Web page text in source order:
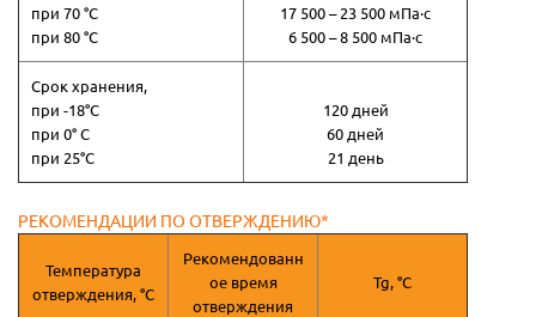
при 70 °С
при 80 °С
17 500 – 23 500 мПа·с
6 500 – 8 500 мПа·с
Срок хранения,
при -18°С
при 0° С
при 25°С
120 дней
60 дней
21 день
РЕКОМЕНДАЦИИ ПО ОТВЕРЖДЕНИЮ*
Температура
отверждения, °C
Рекомендованн
ое время
отверждения
Tg, °C